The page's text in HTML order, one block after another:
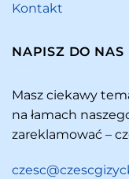
Kontakt
NAPISZ DO NAS
Masz ciekawy
na łamach
zareklamować –